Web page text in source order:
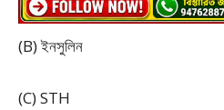
(B) ইনসুলিন
(C) STH